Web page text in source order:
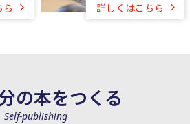
詳しくはこちら
の本をつくる
Self-publishing